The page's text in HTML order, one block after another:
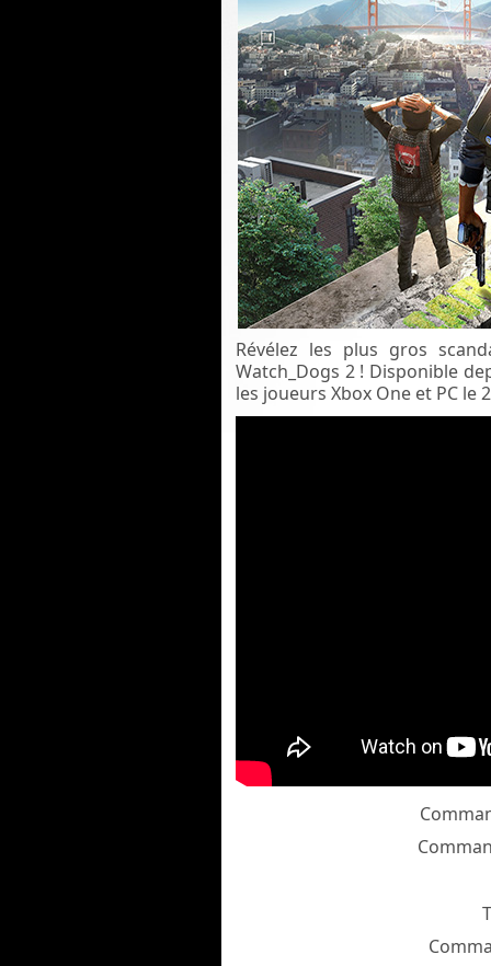
Révélez les plus gros
Watch_Dogs 2 ! Disponible
les joueurs Xbox One et PC le